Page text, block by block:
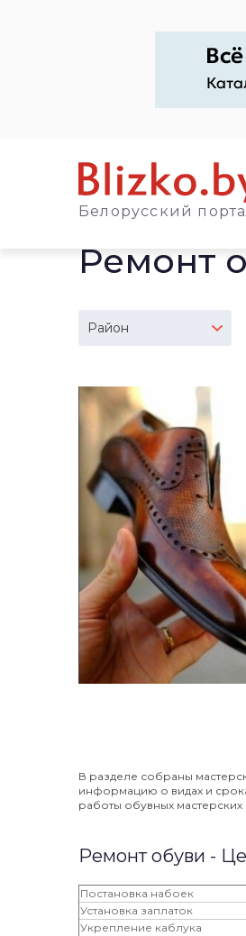
Белорусский
Ремонт
Район
В разделе собраны
информацию о видах и
работы обувных мастерских
Ремонт обуви -
Постановка набоек
Установка заплаток
Укрепление каблука